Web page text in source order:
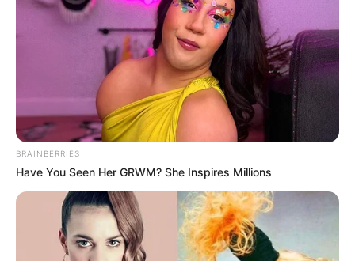
BRAINBERRIES
Have You Seen Her GRWM? She Inspires Millions